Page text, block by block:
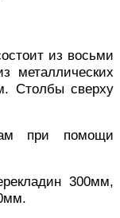
из восьми
металлических
Столбы сверху
при помощи
300мм,